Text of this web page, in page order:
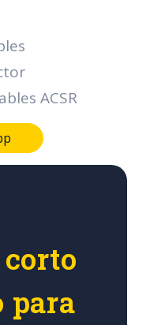
ACSR
para